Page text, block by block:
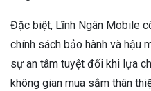
Đặc biệt, Lĩnh Ngân Mobile
chính sách bảo hành và hậu
sự an tâm tuyệt đối khi lựa
không gian mua sắm thân